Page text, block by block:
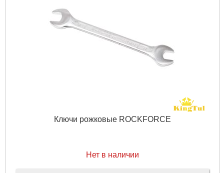
Ключи рожковые ROCKFORCE
Нет в наличии